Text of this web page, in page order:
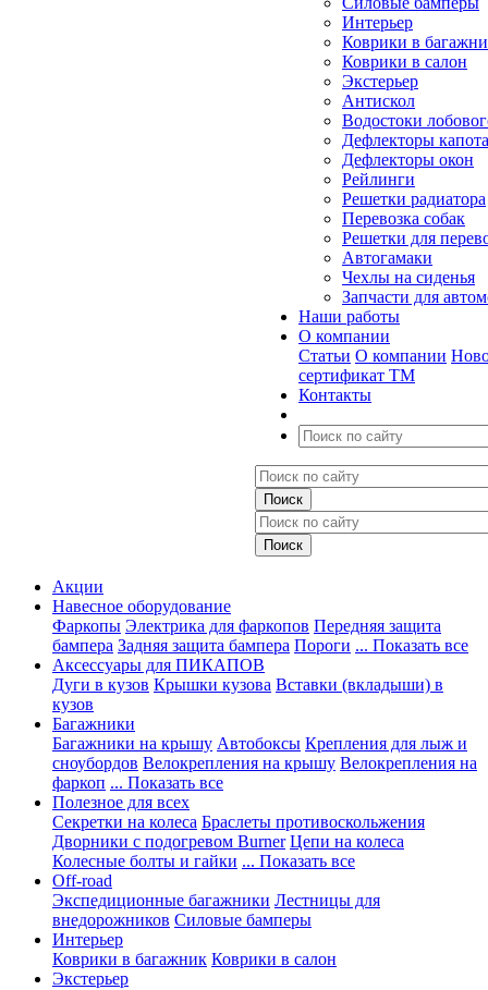
Интерьер
Коврики в
Коврики в салон
Экстерьер
Антискол
Водостоки
Дефлекторы капота
Дефлекторы окон
Рейлинги
Решетки радиатора
Перевозка собак
Решетки для
Автогамаки
Чехлы на сиденья
Запчасти для
Наши работы
О компании
Статьи О компании
сертификат ТМ
Контакты
Акции
Навесное оборудование
Фаркопы Электрика для фаркопов Передняя защита
бампера Задняя защита бампера Пороги ... Показать все
Аксессуары для ПИКАПОВ
Дуги в кузов Крышки кузова Вставки (вкладыши) в
кузов
Багажники
Багажники на крышу Автобоксы Крепления для лыж и
сноубордов Велокрепления на крышу Велокрепления на
фаркоп ... Показать все
Полезное для всех
Секретки на колеса Браслеты противоскольжения
Дворники с подогревом Burner Цепи на колеса
Колесные болты и гайки ... Показать все
Off-road
Экспедиционные багажники Лестницы для
внедорожников Силовые бамперы
Интерьер
Коврики в багажник Коврики в салон
Экстерьер